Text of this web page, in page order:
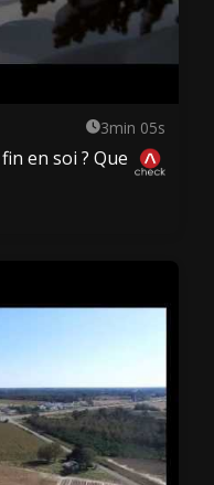
3min 05s
en soi ? Que